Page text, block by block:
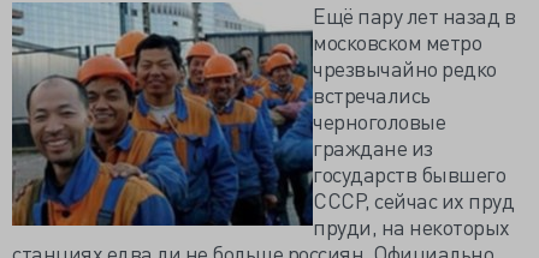
Ещё пару лет назад в
московском метро
чрезвычайно редко
встречались
черноголовые
граждане из
государств бывшего
СССР, сейчас их пруд
пруди, на некоторых